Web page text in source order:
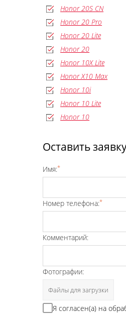
Honor 20S CN
Honor 20 Pro
Honor 20 Lite
Honor 20
Honor 10X Lite
Honor X10 Max
Honor 10i
Honor 10 Lite
Honor 10
Оставить
Имя:*
Номер телефона:*
Комментарий:
Фотографии:
Файлы для загрузки
Я согласен(а) на